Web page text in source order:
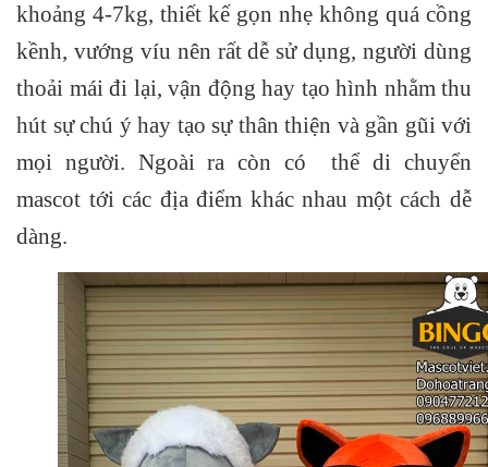
khoảng 4-7kg, thiết kế gọn nhẹ không quá cồng
kềnh, vướng víu nên rất dễ sử dụng, người dùng
thoải mái đi lại, vận động hay tạo hình nhằm thu
hút sự chú ý hay tạo sự thân thiện và gần gũi với
mọi người. Ngoài ra còn có thể di chuyển
mascot tới các địa điểm khác nhau một cách dễ
dàng.